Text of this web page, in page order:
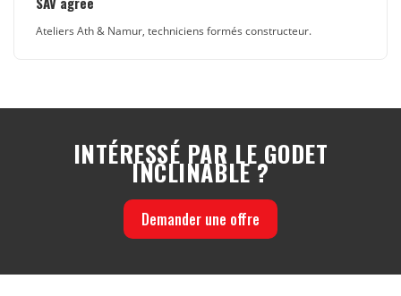
Ateliers Ath & Namur, techniciens formés constructeur.
INTÉRESSÉ PAR LE GODET
INCLINABLE ?
Demander une offre